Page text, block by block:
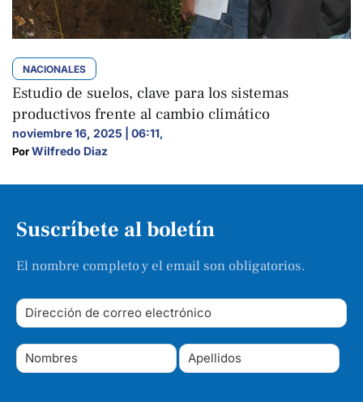
NACIONALES
Estudio de suelos, clave para los sistemas
productivos frente al cambio climático
noviembre 16, 2025 | 06:11,
Por Wilfredo Diaz
Suscríbete al boletín
El nombre completo y el email son obligatorios.